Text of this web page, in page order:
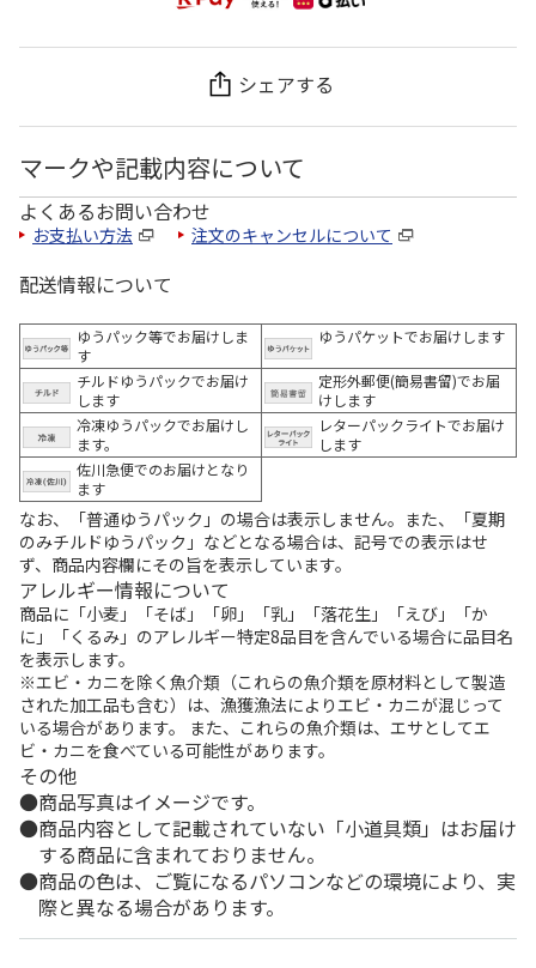
シェアする
マークや記載内容について
よくあるお問い合わせ
お支払い方法 注文のキャンセルについて
配送情報について
ゆうパック等でお届けしま
す
ゆうパケットでお届けします
チルドゆうパックでお届け
します
定形外郵便(簡易書留)でお届
けします
冷凍ゆうパックでお届けし
ます。
レターパックライトでお届け
します
佐川急便でのお届けとなり
ます
なお、「普通ゆうパック」の場合は表示しません。また、「夏期
のみチルドゆうパック」などとなる場合は、記号での表示はせ
ず、商品内容欄にその旨を表示しています。
アレルギー情報について
商品に「小麦」「そば」「卵」「乳」「落花生」「えび」「か
に」「くるみ」のアレルギー特定8品目を含んでいる場合に品目名
を表示します。
※エビ・カニを除く魚介類（これらの魚介類を原材料として製造
された加工品も含む）は、漁獲漁法によりエビ・カニが混じって
いる場合があります。 また、これらの魚介類は、エサとしてエ
ビ・カニを食べている可能性があります。
その他
商品写真はイメージです。
商品内容として記載されていない「小道具類」はお届け
する商品に含まれておりません。
商品の色は、ご覧になるパソコンなどの環境により、実
際と異なる場合があります。